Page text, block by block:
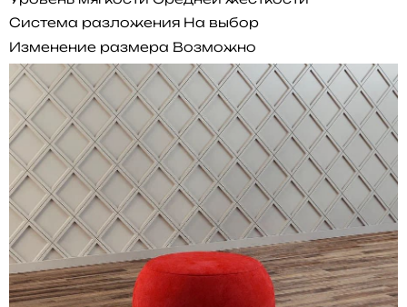
Система разложения На выбор
Изменение размера Возможно